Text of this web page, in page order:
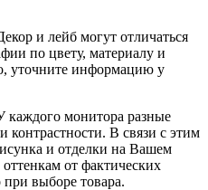
и лейб могут отличаться
по цвету, материалу и
уточните информацию у
каждого монитора разные
контрастности. В связи с этим
и отделки на Вашем
от фактических
выборе товара.